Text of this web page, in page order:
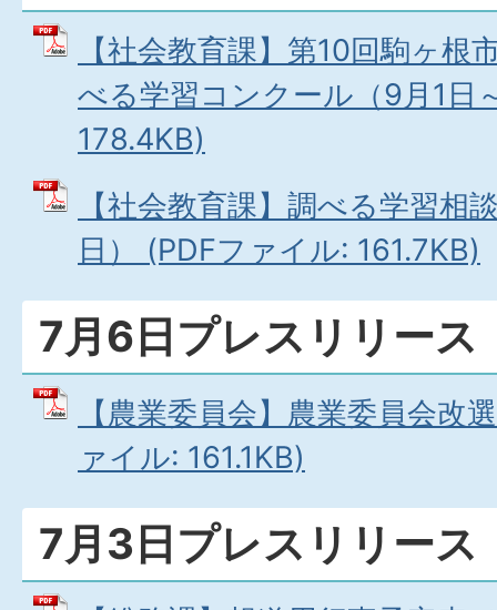
【社会教育課】第10回駒ヶ根
べる学習コンクール（9月1日
178.4KB)
【社会教育課】調べる学習相
日） (PDFファイル: 161.7KB)
7月6日プレスリリース
【農業委員会】農業委員会改
ァイル: 161.1KB)
7月3日プレスリリース